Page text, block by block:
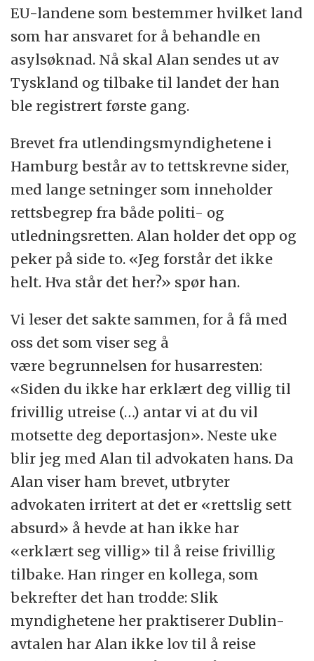
EU-landene som bestemmer hvilket land
som har ansvaret for å behandle en
asylsøknad. Nå skal Alan sendes ut av
Tyskland og tilbake til landet der han
ble registrert første gang.
Brevet fra utlendingsmyndighetene i
Hamburg består av to tettskrevne sider,
med lange setninger som inneholder
rettsbegrep fra både politi- og
utledningsretten. Alan holder det opp og
peker på side to. «Jeg forstår det ikke
helt. Hva står det her?» spør han.
Vi leser det sakte sammen, for å få med
oss det som viser seg å
være begrunnelsen for husarresten:
«Siden du ikke har erklært deg villig til
frivillig utreise (…) antar vi at du vil
motsette deg deportasjon». Neste uke
blir jeg med Alan til advokaten hans. Da
Alan viser ham brevet, utbryter
advokaten irritert at det er «rettslig sett
absurd» å hevde at han ikke har
«erklært seg villig» til å reise frivillig
tilbake. Han ringer en kollega, som
bekrefter det han trodde: Slik
myndighetene her praktiserer Dublin-
avtalen har Alan ikke lov til å reise